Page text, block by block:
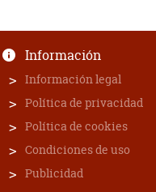
Información
Información legal
Política de privacidad
Política de cookies
Condiciones de uso
Publicidad